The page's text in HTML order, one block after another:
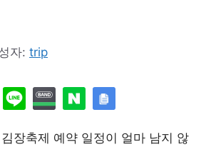
자: trip
장축제 예약 일정이 얼마 남지 않